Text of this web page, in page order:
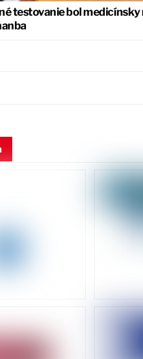
testovanie bol medicínsky